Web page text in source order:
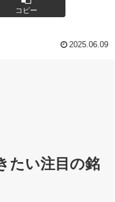
コピー
2025.06.09
たい注目の銘